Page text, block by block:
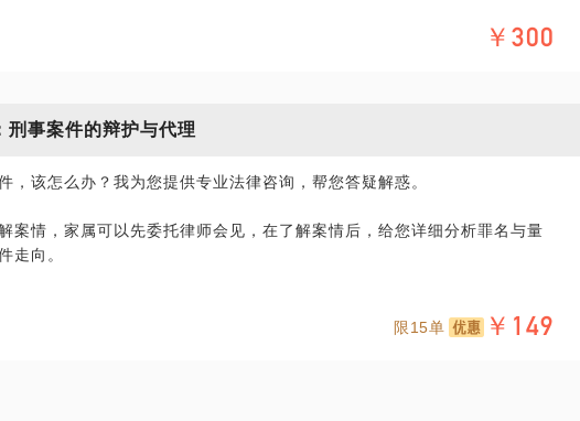
，亦不具有任何法律效力。如您需要聘请律师，在行建议您通过正式途径
师代理合同、顾问合同或其他形式的聘用合同。本话题内容及行家观点不
江允道律师事务所主任，15年专注刑事案件，办理案件超过1000+，熟悉
合规审查/刑事法律风险防范/律师咨询
示】：此话题内容仅为该行家在法律领域的个人经验、意见或观点，仅供
，亦不具有任何法律效力。如您需要聘请律师，在行建议您通过正式途径
￥300
刑事案件的辩护与代理
，该怎么办？我为您提供专业法律咨询，帮您答疑解惑。
案情，家属可以先委托律师会见，在了解案情后，给您详细分析罪名与量
走向。
轻辩护做准备。
限15单 ￥149